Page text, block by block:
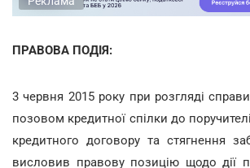
ПРАВОВА ПОДІЯ:
3 червня 2015 року при розгляді справи
позовом кредитної спілки до
кредитного договору та стягнення
висловив правову позицію щодо дії